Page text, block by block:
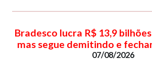
Bradesco lucra R$ 13,9
mas segue demitindo e
07/08/2026